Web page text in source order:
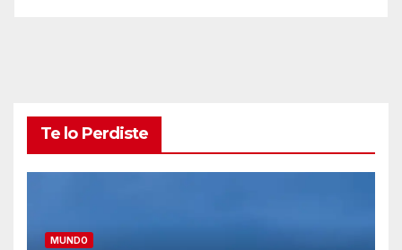
Te lo Perdiste
MUNDO